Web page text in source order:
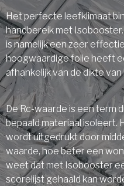
Het perfecte leefklimaat
handbereik met
is namelijk een zeer
hoogwaardige folie heeft
afhankelijk van de dikte
De Rc-waarde is een term
bepaald materiaal isoleert.
wordt uitgedrukt door
waarde, hoe beter een
weet dat met Isobooster
scorelijst gehaald kan